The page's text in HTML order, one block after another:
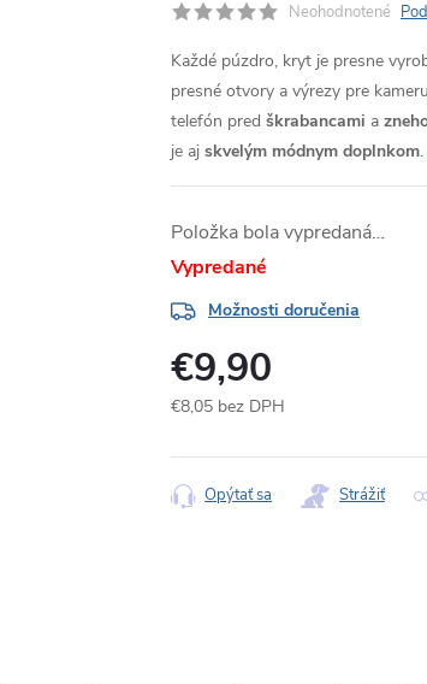
Neohodnotené
Každé púzdro, kryt je presne
presné otvory a výrezy pre
telefón pred škrabancami a
je aj skvelým módnym doplnkom.
Položka bola vypredaná…
Vypredané
Možnosti doručenia
€9,90
€8,05 bez DPH
cena:
Opýtať sa Strážiť